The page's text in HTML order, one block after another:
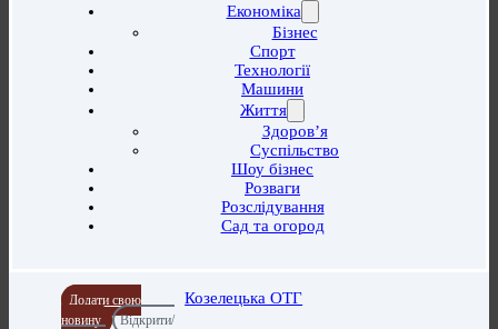
Економіка
Бізнес
Спорт
Технології
Машини
Життя
Здоров’я
Суспільство
Шоу бізнес
Розваги
Розслідування
Сад та огород
Додати свою
новину
Відкрити/
Козелецька ОТГ